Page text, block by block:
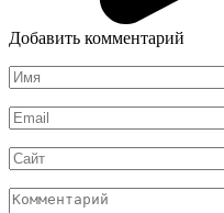
Добавить комментарий
Имя
*
Email
*
Сайт
Комментарий